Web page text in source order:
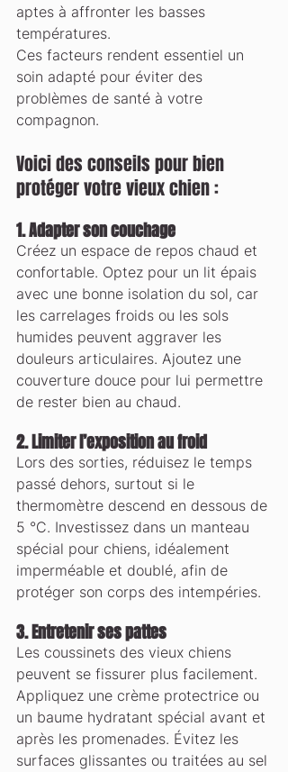
aptes à affronter les basses
températures.
Ces facteurs rendent essentiel un
soin adapté pour éviter des
problèmes de santé à votre
compagnon.
Voici des conseils pour bien
protéger votre vieux chien :
1. Adapter son couchage
Créez un espace de repos chaud et
confortable. Optez pour un lit épais
avec une bonne isolation du sol, car
les carrelages froids ou les sols
humides peuvent aggraver les
douleurs articulaires. Ajoutez une
couverture douce pour lui permettre
de rester bien au chaud.
2. Limiter l’exposition au froid
Lors des sorties, réduisez le temps
passé dehors, surtout si le
thermomètre descend en dessous de
5 °C. Investissez dans un manteau
spécial pour chiens, idéalement
imperméable et doublé, afin de
protéger son corps des intempéries.
3. Entretenir ses pattes
Les coussinets des vieux chiens
peuvent se fissurer plus facilement.
Appliquez une crème protectrice ou
un baume hydratant spécial avant et
après les promenades. Évitez les
surfaces glissantes ou traitées au sel